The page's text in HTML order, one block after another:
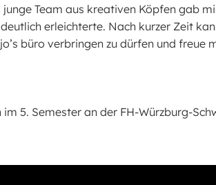
Team aus kreativen Köpfen gab
erleichterte. Nach kurzer Zeit
büro verbringen zu dürfen und freue
5. Semester an der FH-Würzburg-